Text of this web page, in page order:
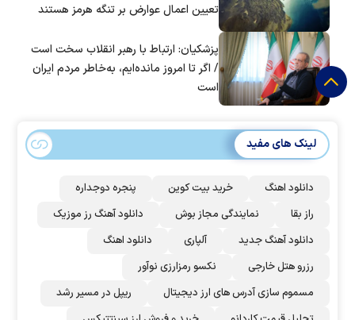
تعیین اعمال عوارض بر تنگه هرمز هستند
پزشکیان: ارتباط با رهبر انقلاب سخت است
/ اگر تا امروز مانده‌ایم، به‌خاطر مردم ایران
است
لینک های مفید
دانلود اهنگ خرید بیت کوین
پنجره دوجداره
راز بقا
نمایندگی مجاز بوش
دانلود آهنگ رز‌ موزیک
دانلود آهنگ جدید
آلپاری
دانلود اهنگ
رزرو هتل خارجی
نکسو رمزارزی نوآور
مسموم سازی آدرس های ارز دیجیتال
ریپل در مسیر رشد